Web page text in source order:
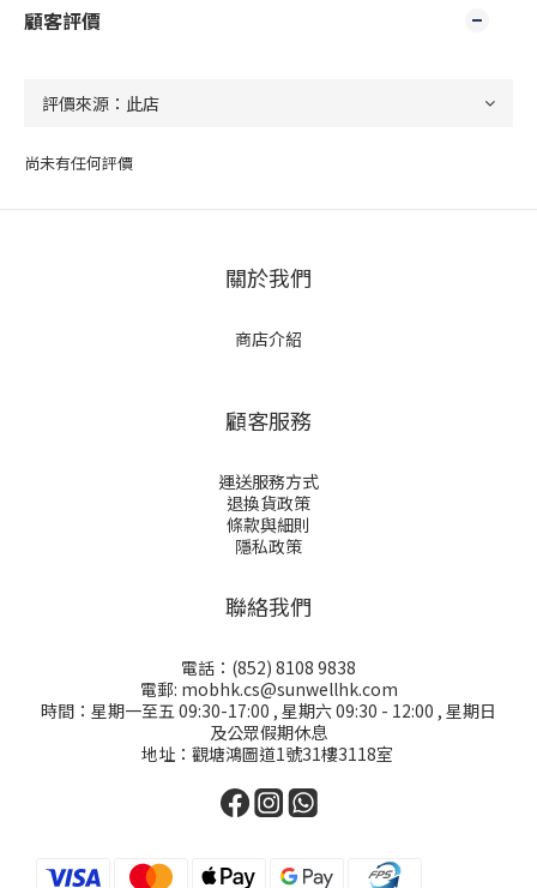
顧客評價
尚未有任何評價
關於我們
商店介紹
顧客服務
運送服務方式
退換貨政策
條款與細則
隱私政策
聯絡我們
電話：(852) 8108 9838
電郵: mobhk.cs@sunwellhk.com
時間：星期一至五 09:30-17:00 , 星期六 09:30 - 12:00 , 星期日
及公眾假期休息
地址：觀塘鴻圖道1號31樓3118室